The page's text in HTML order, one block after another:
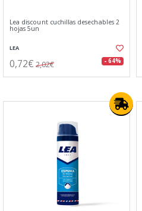
Lea discount cuchillas desechables 2
hojas 5un
LEA
0,72€ 2,02€ - 64%